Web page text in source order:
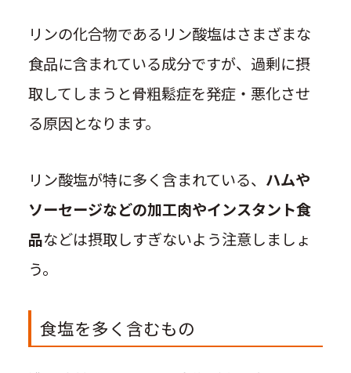
リンの化合物であるリン酸塩はさまざまな
食品に含まれている成分ですが、過剰に摂
取してしまうと骨粗鬆症を発症・悪化させ
る原因となります。
リン酸塩が特に多く含まれている、 ハムや
ソーセージなどの加工肉やインスタント食
品などは摂取しすぎないよう注意しましょ
う。
食塩を多く含むもの